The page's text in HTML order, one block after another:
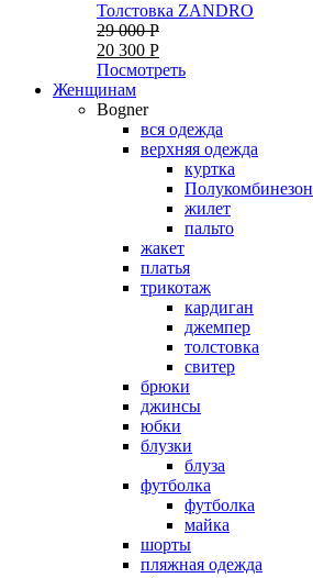
Толстовка ZANDRO
29 000 Р
20 300 Р
Посмотреть
Женщинам
Bogner
вся одежда
верхняя одежда
куртка
Полукомбинезон
жилет
пальто
жакет
платья
трикотаж
кардиган
джемпер
толстовка
свитер
брюки
джинсы
юбки
блузки
блуза
футболка
футболка
майка
шорты
пляжная одежда